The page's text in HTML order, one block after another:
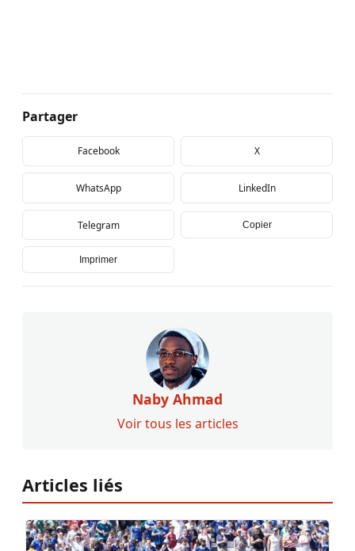
Partager
Facebook X
WhatsApp LinkedIn
Telegram Copier
Imprimer
Naby Ahmad
Voir tous les articles
Articles liés